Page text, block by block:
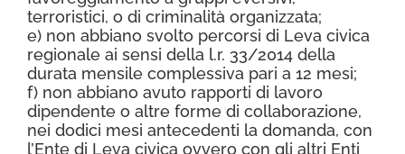
terroristici, o di criminalità organizzata;
e) non abbiano svolto percorsi di Leva civica
regionale ai sensi della l.r. 33/2014 della
durata mensile complessiva pari a 12 mesi;
f) non abbiano avuto rapporti di lavoro
dipendente o altre forme di collaborazione,
nei dodici mesi antecedenti la domanda, con
l’Ente di Leva civica ovvero con gli altri Enti